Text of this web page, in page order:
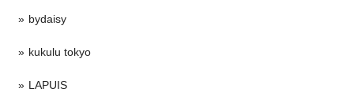
bydaisy
kukulu tokyo
LAPUIS